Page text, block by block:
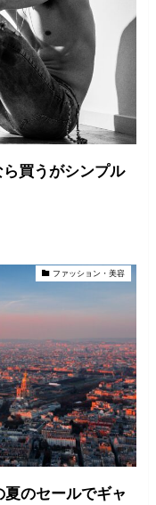
ら買うがシンプル
ファッション・美容
夏のセールでギャ